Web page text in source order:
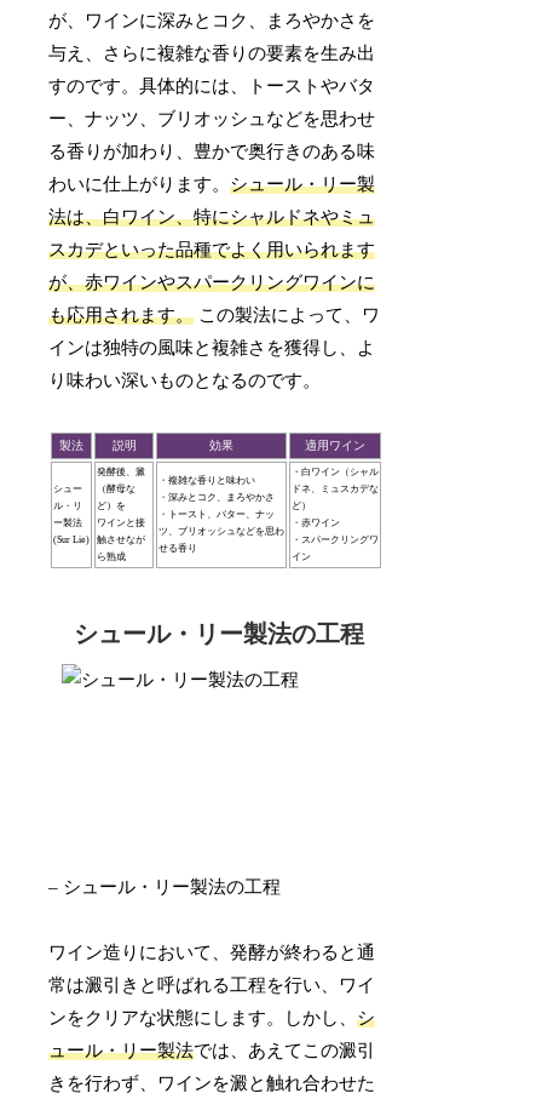
が、ワインに深みとコク、まろやかさを
与え、さらに複雑な香りの要素を生み出
すのです。具体的には、トーストやバタ
ー、ナッツ、ブリオッシュなどを思わせ
る香りが加わり、豊かで奥行きのある味
わいに仕上がります。シュール・リー製
法は、白ワイン、特にシャルドネやミュ
スカデといった品種でよく用いられます
が、赤ワインやスパークリングワインに
も応用されます。 この製法によって、ワ
インは独特の風味と複雑さを獲得し、よ
り味わい深いものとなるのです。
製法 説明 効果 適用ワイン
シュー
ル・リ
ー製法
(Sur Lie)
発酵後、澱
（酵母な
ど）を
ワインと接
触させなが
ら熟成
・複雑な香りと味わい
・深みとコク、まろやかさ
・トースト、バター、ナッ
ツ、ブリオッシュなどを思わ
せる香り
・白ワイン（シャル
ドネ、ミュスカデな
ど）
・赤ワイン
・スパークリングワ
イン
シュール・リー製法の工程
– シュール・リー製法の工程
ワイン造りにおいて、発酵が終わると通
常は澱引きと呼ばれる工程を行い、ワイ
ンをクリアな状態にします。しかし、シ
ュール・リー製法では、あえてこの澱引
きを行わず、ワインを澱と触れ合わせた